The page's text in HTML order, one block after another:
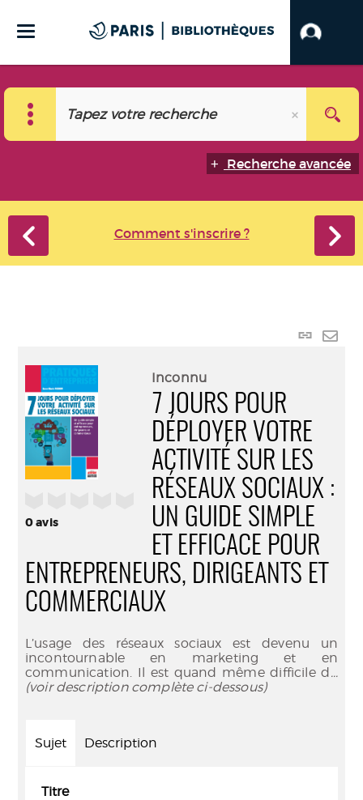
Recherche avancée
Comment s'inscrire ?
Lien
0avis
Inconnu
7 JOURS POUR
DÉPLOYER VOTRE
ACTIVITÉ SUR LES
RÉSEAUX SOCIAUX :
UN GUIDE SIMPLE
ET EFFICACE POUR
ENTREPRENEURS, DIRIGEANTS ET
COMMERCIAUX
L’usage des réseaux sociaux est devenu un
incontournable en marketing et en
communication. Il est quand même difficile d...
(voir description complète ci-dessous)
Sujet Description
Titre